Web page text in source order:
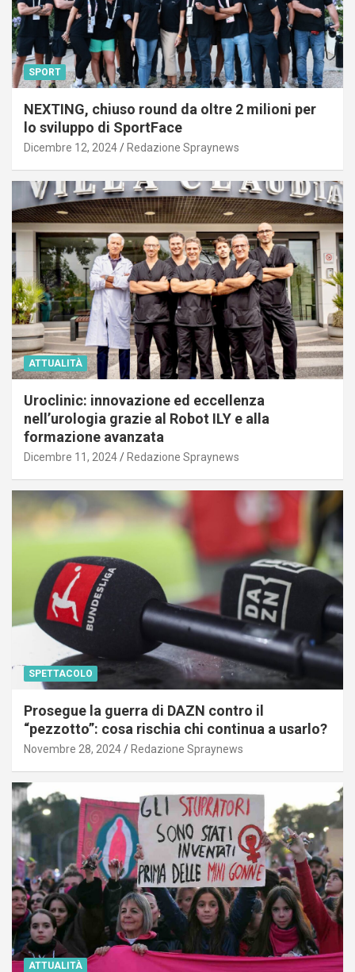
SPORT
NEXTING, chiuso round da oltre 2 milioni per
lo sviluppo di SportFace
Dicembre 12, 2024 Redazione Spraynews
ATTUALITÀ
Uroclinic: innovazione ed eccellenza
nell’urologia grazie al Robot ILY e alla
formazione avanzata
Dicembre 11, 2024 Redazione Spraynews
SPETTACOLO
Prosegue la guerra di DAZN contro il
“pezzotto”: cosa rischia chi continua a usarlo?
Novembre 28, 2024 Redazione Spraynews
ATTUALITÀ